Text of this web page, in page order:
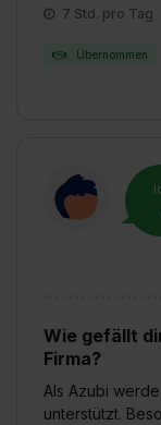
7 Std. pro Tag
Übernommen
Wie gefällt
Firma?
Als Azubi
unterstützt.